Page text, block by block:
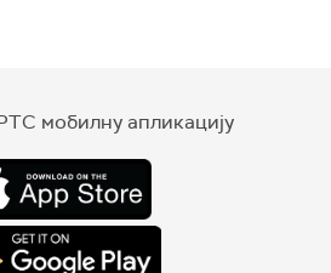
мобилну апликацију